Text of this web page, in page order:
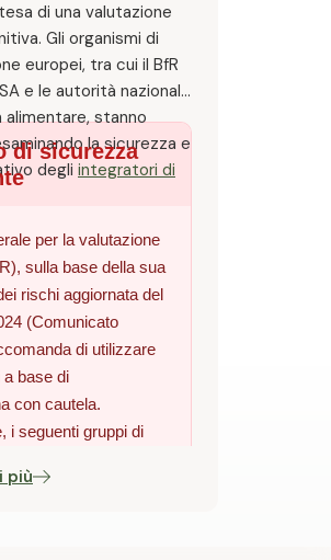
di una valutazione
Gli organismi di
europei, tra cui il BfR
e le autorità nazionali
alimentare, stanno
la sicurezza e
degli integratori di
di sicurezza
per la valutazione
sulla base della sua
rischi aggiornata del
(Comunicato
a base di
con cautela.
i seguenti gruppi di
senza previa
più